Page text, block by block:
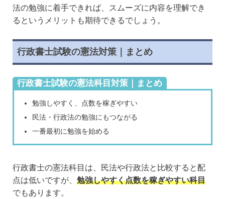
法の勉強に着手できれば、スムーズに内容を理解でき
るというメリットも期待できるでしょう。
行政書士試験の憲法対策｜まとめ
行政書士試験の憲法科目対策｜まとめ
勉強しやすく、点数を稼ぎやすい
民法・行政法の勉強にもつながる
一番最初に勉強を始める
行政書士の憲法科目は、民法や行政法と比較すると配
点は低いですが、 勉強しやすく点数を稼ぎやすい科目
でもあります。